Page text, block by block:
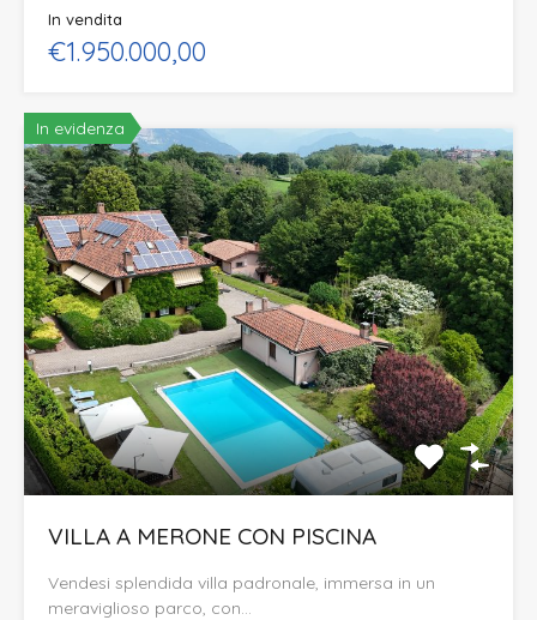
In vendita
€1.950.000,00
In evidenza
VILLA A MERONE CON PISCINA
Vendesi splendida villa padronale, immersa in un
meraviglioso parco, con…